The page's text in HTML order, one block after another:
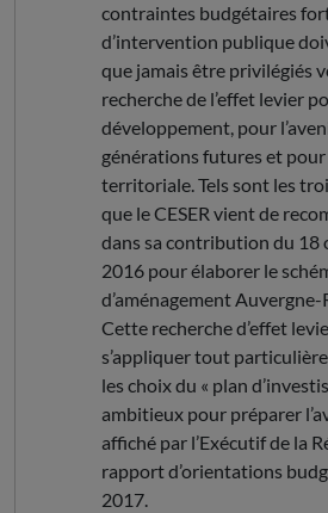
contraintes budgétaires
d’intervention publique
que jamais être privilégiés
recherche de l’effet levier
développement, pour
générations futures et pour
territoriale. Tels sont les
que le CESER vient de
dans sa contribution du 18
2016 pour élaborer le
d’aménagement
Cette recherche d’effet
s’appliquer tout
les choix du « plan
ambitieux pour préparer
affiché par l’Exécutif de la
rapport d’orientations
2017.